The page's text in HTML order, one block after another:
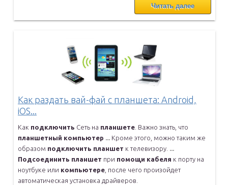
Читать далее
Как раздать вай-фай с планшета: Android,
iOS...
Как подключить Сеть на планшете . Важно знать, что
планшетный компьютер ... Кроме этого, можно таким же
образом подключить планшет к телевизору. ...
Подсоединить планшет при помощи кабеля к порту на
ноутбуке или компьютере , после чего произойдет
автоматическая установка драйверов.